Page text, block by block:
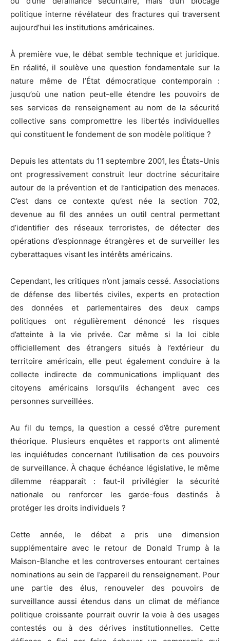
politique interne révélateur des fractures qui traversent
aujourd’hui les institutions américaines.
À première vue, le débat semble technique et juridique.
En réalité, il soulève une question fondamentale sur la
nature même de l’État démocratique contemporain :
jusqu’où une nation peut-elle étendre les pouvoirs de
ses services de renseignement au nom de la sécurité
collective sans compromettre les libertés individuelles
qui constituent le fondement de son modèle politique ?
Depuis les attentats du 11 septembre 2001, les États-Unis
ont progressivement construit leur doctrine sécuritaire
autour de la prévention et de l’anticipation des menaces.
C’est dans ce contexte qu’est née la section 702,
devenue au fil des années un outil central permettant
d’identifier des réseaux terroristes, de détecter des
opérations d’espionnage étrangères et de surveiller les
cyberattaques visant les intérêts américains.
Cependant, les critiques n’ont jamais cessé. Associations
de défense des libertés civiles, experts en protection
des données et parlementaires des deux camps
politiques ont régulièrement dénoncé les risques
d’atteinte à la vie privée. Car même si la loi cible
officiellement des étrangers situés à l’extérieur du
territoire américain, elle peut également conduire à la
collecte indirecte de communications impliquant des
citoyens américains lorsqu’ils échangent avec ces
personnes surveillées.
Au fil du temps, la question a cessé d’être purement
théorique. Plusieurs enquêtes et rapports ont alimenté
les inquiétudes concernant l’utilisation de ces pouvoirs
de surveillance. À chaque échéance législative, le même
dilemme réapparaît : faut-il privilégier la sécurité
nationale ou renforcer les garde-fous destinés à
protéger les droits individuels ?
Cette année, le débat a pris une dimension
supplémentaire avec le retour de Donald Trump à la
Maison-Blanche et les controverses entourant certaines
nominations au sein de l’appareil du renseignement. Pour
une partie des élus, renouveler des pouvoirs de
surveillance aussi étendus dans un climat de méfiance
politique croissante pourrait ouvrir la voie à des usages
contestés ou à des dérives institutionnelles. Cette